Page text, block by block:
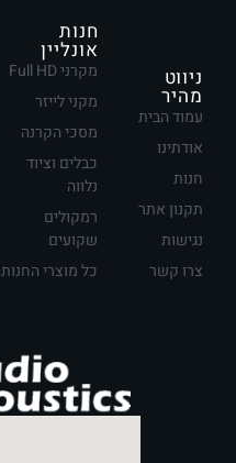
ניווט
מהיר
עמוד הבית
אודתינו
חנות
תקנון אתר
נגישות
צרו קשר
חנות
אונליין
מקרני Full HD
מקני לייזר
מסכי הקרנה
כבלים וציוד
נלווה
רמקולים
שקועים
כל מוצרי החנות